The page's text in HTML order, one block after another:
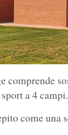
comprende
a 4 campi.
come